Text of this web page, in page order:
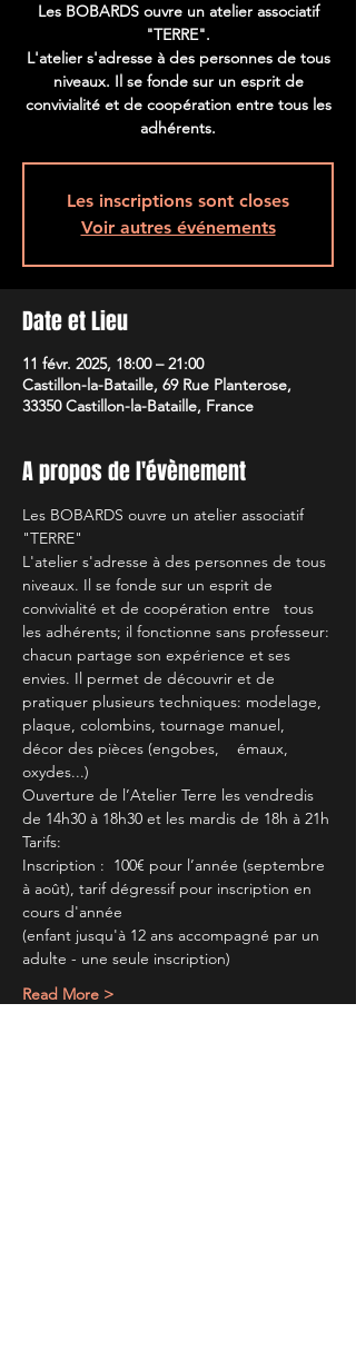
Les BOBARDS ouvre un atelier associatif
"TERRE".
L'atelier s'adresse à des personnes de tous
niveaux. Il se fonde sur un esprit de
convivialité et de coopération entre tous les
adhérents.
Les inscriptions sont closes
Voir autres événements
Date et Lieu
11 févr. 2025, 18:00 – 21:00
Castillon-la-Bataille, 69 Rue Planterose,
33350 Castillon-la-Bataille, France
A propos de l'évènement
Les BOBARDS ouvre un atelier associatif
"TERRE"
L'atelier s'adresse à des personnes de tous
niveaux. Il se fonde sur un esprit de
convivialité et de coopération entre   tous
les adhérents; il fonctionne sans professeur:
chacun partage son expérience et ses
envies. Il permet de découvrir et de
pratiquer plusieurs techniques: modelage,
plaque, colombins, tournage manuel,
décor des pièces (engobes,    émaux,
oxydes...)
Ouverture de l’Atelier Terre les vendredis
de 14h30 à 18h30 et les mardis de 18h à 21h
Tarifs:
Inscription :  100€ pour l’année (septembre
à août), tarif dégressif pour inscription en
cours d'année
(enfant jusqu'à 12 ans accompagné par un
adulte - une seule inscription)
Read More >